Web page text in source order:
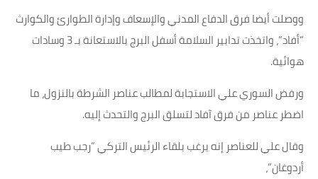
ووصلت أيضا فرق الدفاع المدني والإسعاف وإدارة الطوارئ والكوارث
“أفاد”، واتخذت تدابير السلامة أسفل البرج بالاستعانة بـ 3 وسادات
هوائية.
ورفض السوري علي الاستجابة لمطالب عناصر الشرطة بالنزول، ما
اضطر عناصر من فرق آفاد لتسلق البرج والتحدث إليه.
وقال علي للعناصر إنه يرغب بلقاء الرئيس التركي “رجب طيب
أردوغان”،